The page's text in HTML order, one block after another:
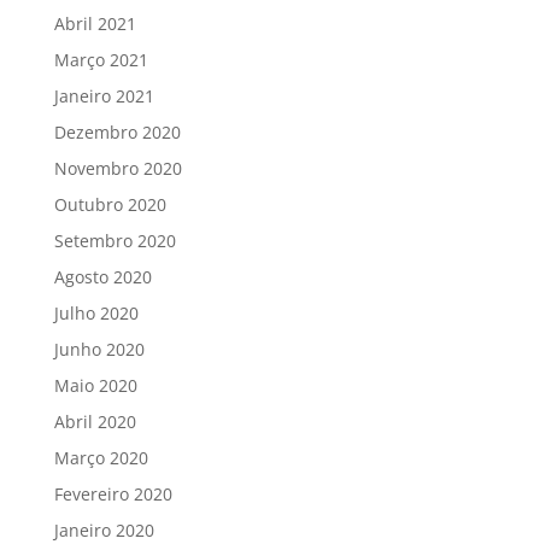
Abril 2021
Março 2021
Janeiro 2021
Dezembro 2020
Novembro 2020
Outubro 2020
Setembro 2020
Agosto 2020
Julho 2020
Junho 2020
Maio 2020
Abril 2020
Março 2020
Fevereiro 2020
Janeiro 2020